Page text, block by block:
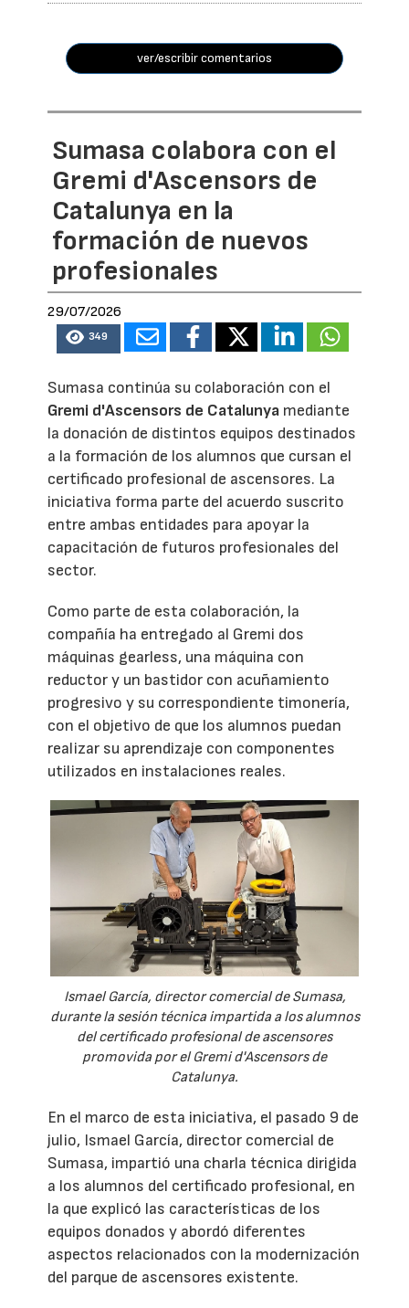
ver/escribir comentarios
Sumasa colabora con el
Gremi d'Ascensors de
Catalunya en la
formación de nuevos
profesionales
29/07/2026
349
Sumasa continúa su colaboración con el
Gremi d'Ascensors de Catalunya mediante
la donación de distintos equipos destinados
a la formación de los alumnos que cursan el
certificado profesional de ascensores. La
iniciativa forma parte del acuerdo suscrito
entre ambas entidades para apoyar la
capacitación de futuros profesionales del
sector.
Como parte de esta colaboración, la
compañía ha entregado al Gremi dos
máquinas gearless, una máquina con
reductor y un bastidor con acuñamiento
progresivo y su correspondiente timonería,
con el objetivo de que los alumnos puedan
realizar su aprendizaje con componentes
utilizados en instalaciones reales.
Ismael García, director comercial de Sumasa,
durante la sesión técnica impartida a los alumnos
del certificado profesional de ascensores
promovida por el Gremi d'Ascensors de
Catalunya.
En el marco de esta iniciativa, el pasado 9 de
julio, Ismael García, director comercial de
Sumasa, impartió una charla técnica dirigida
a los alumnos del certificado profesional, en
la que explicó las características de los
equipos donados y abordó diferentes
aspectos relacionados con la modernización
del parque de ascensores existente.